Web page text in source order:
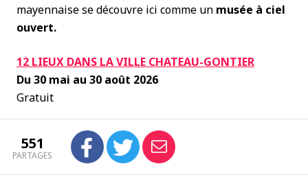
mayennaise se découvre ici comme un musée à ciel
ouvert.
12 LIEUX DANS LA VILLE CHATEAU-GONTIER
Du 30 mai au 30 août 2026
Gratuit
551
PARTAGES